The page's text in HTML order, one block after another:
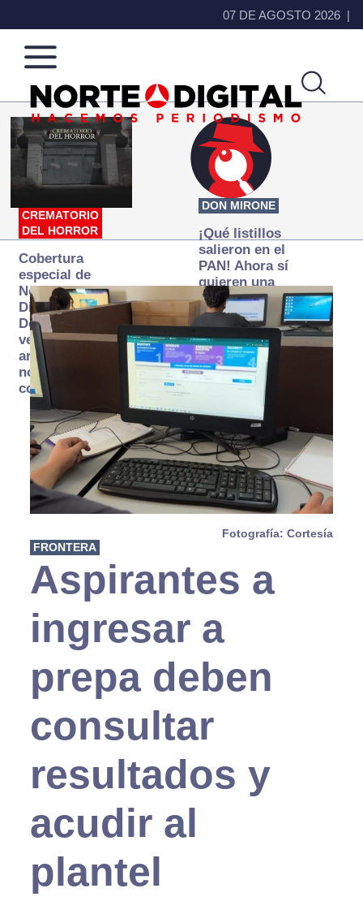
07 DE AGOSTO 2026
Norte
de
Ciudad
Más
que
noticias,
hacemos periodismo
CREMATORIO
DEL HORROR
Cobertura
especial de
Norte
Digital:
Donde la
verdad
arde… pero
no se
consume
DON MIRONE
¡Qué listillos
salieron en el
PAN! Ahora sí
quieren una
Fiscalía
autónoma… y
transexenal
Fotografía: Cortesía
FRONTERA
Aspirantes a
ingresar a
prepa deben
consultar
resultados y
acudir al
plantel